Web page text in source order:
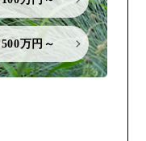
500万円～